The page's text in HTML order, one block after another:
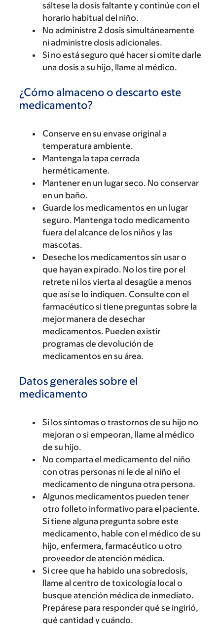
sáltese la dosis faltante y continúe con el
horario habitual del niño.
No administre 2 dosis simultáneamente
ni administre dosis adicionales.
Si no está seguro qué hacer si omite darle
una dosis a su hijo, llame al médico.
¿Cómo almaceno o descarto este
medicamento?
Conserve en su envase original a
temperatura ambiente.
Mantenga la tapa cerrada
herméticamente.
Mantener en un lugar seco. No conservar
en un baño.
Guarde los medicamentos en un lugar
seguro. Mantenga todo medicamento
fuera del alcance de los niños y las
mascotas.
Deseche los medicamentos sin usar o
que hayan expirado. No los tire por el
retrete ni los vierta al desagüe a menos
que así se lo indiquen. Consulte con el
farmacéutico si tiene preguntas sobre la
mejor manera de desechar
medicamentos. Pueden existir
programas de devolución de
medicamentos en su área.
Datos generales sobre el
medicamento
Si los síntomas o trastornos de su hijo no
mejoran o si empeoran, llame al médico
de su hijo.
No comparta el medicamento del niño
con otras personas ni le de al niño el
medicamento de ninguna otra persona.
Algunos medicamentos pueden tener
otro folleto informativo para el paciente.
Si tiene alguna pregunta sobre este
medicamento, hable con el médico de su
hijo, enfermera, farmacéutico u otro
proveedor de atención médica.
Si cree que ha habido una sobredosis,
llame al centro de toxicología local o
busque atención médica de inmediato.
Prepárese para responder qué se ingirió,
qué cantidad y cuándo.